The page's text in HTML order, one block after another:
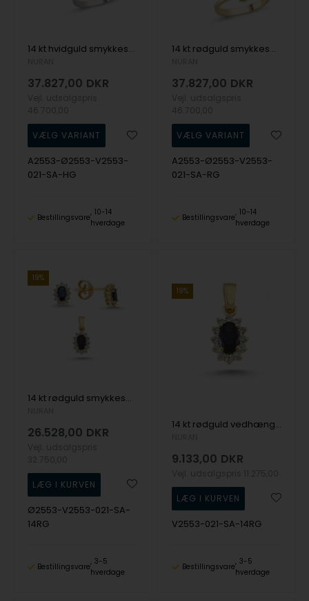
14 kt hvidguld smykkesæt, Roset safir serien fra Nuran med ialt 0,84 ct diamanter
37.827,00 DKR
A2553-Ø2553-V2553-
021-SA-HG
Bestillingsvare
10-14
hverdage
14 kt rødguld smykkesæt, Roset safir serien fra Nuran med ialt 0,84 ct diamanter
37.827,00 DKR
A2553-Ø2553-V2553-
021-SA-RG
Bestillingsvare
10-14
hverdage
19%
14 kt rødguld smykkesæt, Roset safir serien fra Nuran med ialt 0,63 ct diamanter
26.528,00 DKR
Ø2553-V2553-021-SA-
14RG
Bestillingsvare
3-5
hverdage
19%
14 kt rødguld vedhæng, Roset safir serien fra Nuran med ialt 0,21 ct diamanter
9.133,00 DKR
V2553-021-SA-14RG
Bestillingsvare
3-5
hverdage